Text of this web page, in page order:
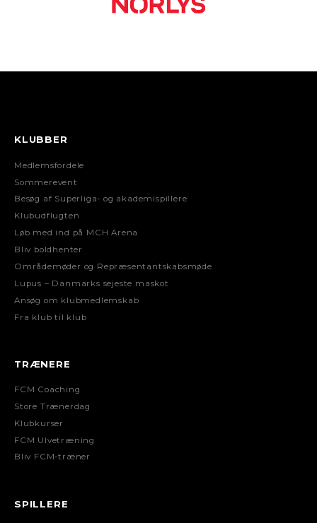
KLUBBER
Medlemsfordele
Sommerevent
Besøg af Superliga- og akademispillere
Klubudflugten
Løb med ind på MCH Arena
Bliv boldhenter
Områdemøder og Repræsentantskabsmøde
Lupus – Danmarks sejeste maskot
Ansøg om klubmedlemskab
Fra klub til klub
TRÆNERE
FCM Coaching
Store Trænerdag
Klubkurser
FCM Ulvetræning
Bliv FCM-træner
SPILLERE